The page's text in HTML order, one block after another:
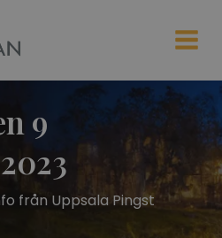
9
från Uppsala Pingst